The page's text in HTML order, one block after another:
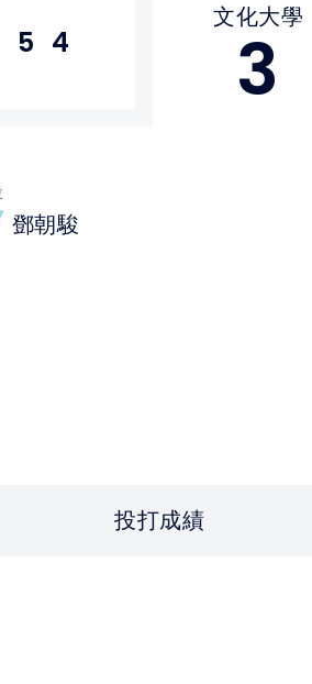
文化大學
3
5 4
鄧朝駿
投打成績